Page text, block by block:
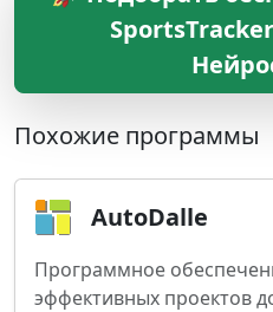
Похожие программы
AutoDalle
Программное
эффективных проектов